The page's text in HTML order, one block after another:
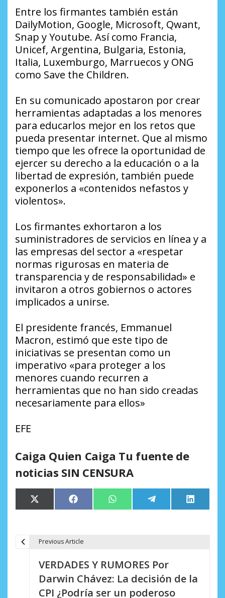
Entre los firmantes también están
DailyMotion, Google, Microsoft, Qwant,
Snap y Youtube. Así como Francia,
Unicef, Argentina, Bulgaria, Estonia,
Italia, Luxemburgo, Marruecos y ONG
como Save the Children.
En su comunicado apostaron por crear
herramientas adaptadas a los menores
para educarlos mejor en los retos que
pueda presentar internet. Que al mismo
tiempo que les ofrece la oportunidad de
ejercer su derecho a la educación o a la
libertad de expresión, también puede
exponerlos a «contenidos nefastos y
violentos».
Los firmantes exhortaron a los
suministradores de servicios en línea y a
las empresas del sector a «respetar
normas rigurosas en materia de
transparencia y de responsabilidad» e
invitaron a otros gobiernos o actores
implicados a unirse.
El presidente francés, Emmanuel
Macron, estimó que este tipo de
iniciativas se presentan como un
imperativo «para proteger a los
menores cuando recurren a
herramientas que no han sido creadas
necesariamente para ellos»
EFE
Caiga Quien Caiga Tu fuente de
noticias SIN CENSURA
Compartir
en
X
(Twitter)
Compartir
en
Facebook Compartir
en
WhatsApp Compartir
en
Telegram
en
LinkedIn
Previous Article
VERDADES Y RUMORES Por
Darwin Chávez: La decisión de la
CPI ¿Podría ser un poderoso